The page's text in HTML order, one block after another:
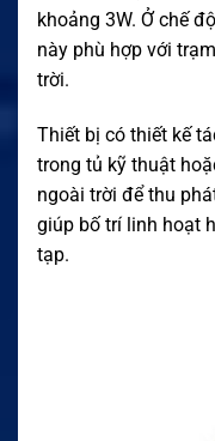
khoảng 3W. Ở chế
này phù hợp với
trời.
Thiết bị có thiết kế
trong tủ kỹ thuật
ngoài trời để thu
giúp bố trí linh hoạt
tạp.